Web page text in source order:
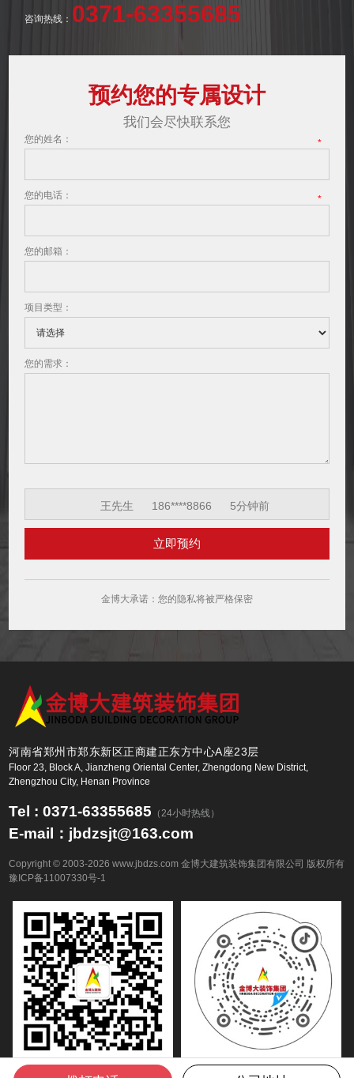
咨询热线： 0371-63355685
预约您的专属设计
我们会尽快联系您
您的姓名： *
您的电话： *
您的邮箱：
项目类型：
您的需求：
王先生 186****8866 5分钟前
130****6650
金博大承诺：您的隐私将被严格保密
河南省郑州市郑东新区正商建正东方中心A座23层
Floor 23, Block A, Jianzheng Oriental Center, Zhengdong New District,
Zhengzhou City, Henan Province
Tel : 0371-63355685 （24小时热线）
E-mail：jbdzsjt@163.com
Copyright © 2003-2026 www.jbdzs.com 金博大建筑装饰集团有限公司 版权所有
豫ICP备11007330号-1
（扫码关注抖音号）
（扫码关注公众号）